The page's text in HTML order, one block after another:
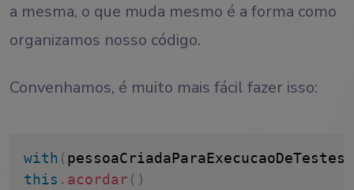
a mesma, o que muda mesmo é a forma como
organizamos nosso código.
Convenhamos, é muito mais fácil fazer isso:
with (pessoaCriadaParaExecucaoDeTestes
this . acordar ( )